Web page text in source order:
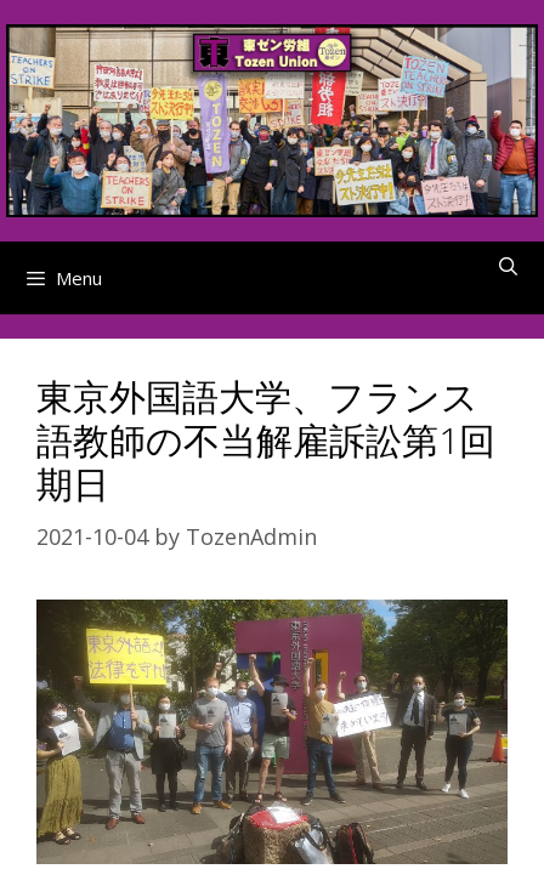
to
content
Menu
東京外国語大学、フランス
語教師の不当解雇訴訟第1回
期日
2021-10-04 by TozenAdmin